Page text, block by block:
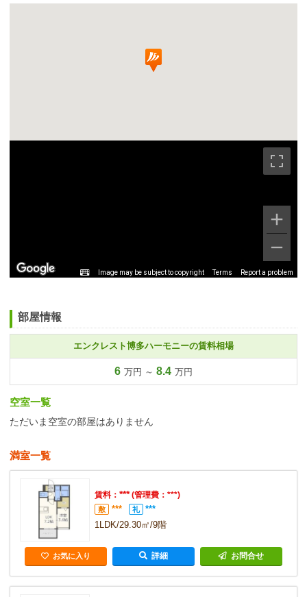
Image may be subject to copyright Terms Report a problem
部屋情報
エンクレスト博多ハーモニーの賃料相場
6 万円 ～ 8.4 万円
空室一覧
ただいま空室の部屋はありません
満室一覧
賃料： ***(管理費：***)
敷 *** 礼
***
1LDK/29.30㎡/9階
お気に入り 詳細 お問合せ